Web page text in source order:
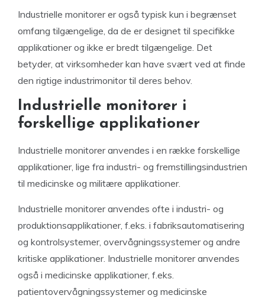
Industrielle monitorer er også typisk kun i begrænset
omfang tilgængelige, da de er designet til specifikke
applikationer og ikke er bredt tilgængelige. Det
betyder, at virksomheder kan have svært ved at finde
den rigtige industrimonitor til deres behov.
Industrielle monitorer i
forskellige applikationer
Industrielle monitorer anvendes i en række forskellige
applikationer, lige fra industri- og fremstillingsindustrien
til medicinske og militære applikationer.
Industrielle monitorer anvendes ofte i industri- og
produktionsapplikationer, f.eks. i fabriksautomatisering
og kontrolsystemer, overvågningssystemer og andre
kritiske applikationer. Industrielle monitorer anvendes
også i medicinske applikationer, f.eks.
patientovervågningssystemer og medicinske